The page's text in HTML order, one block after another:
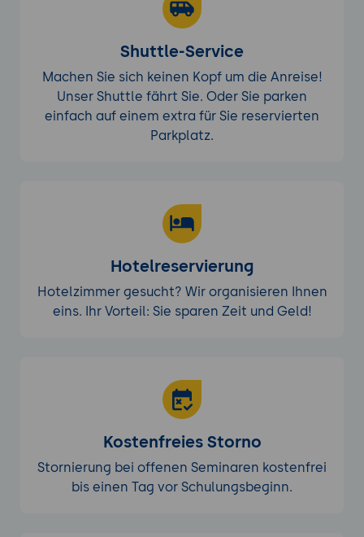
Shuttle-Service
Machen Sie sich keinen Kopf um die Anreise!
Unser Shuttle fährt Sie. Oder Sie parken
einfach auf einem extra für Sie reservierten
Parkplatz.
Hotelreservierung
Hotelzimmer gesucht? Wir organisieren Ihnen
eins. Ihr Vorteil: Sie sparen Zeit und Geld!
Kostenfreies Storno
Stornierung bei offenen Seminaren kostenfrei
bis einen Tag vor Schulungsbeginn.